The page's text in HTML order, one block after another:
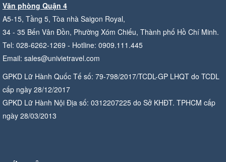
Văn phòng Quận 4
A5-15, Tầng 5, Tòa nhà Saigon Royal,
34 - 35 Bến Vân Đồn, Phường Xóm Chiếu, Thành phố Hồ Chí Minh.
Tel: 028-6262-1269 - Hotline: 0909.111.445
Email: sales@univietravel.com
GPKD Lữ Hành Quốc Tế số: 79-798/2017/TCDL-GP LHQT do TCDL
cấp ngày 28/12/2017
GPKD Lữ Hành Nội Địa số: 0312207225 do Sở KHĐT. TPHCM cấp
ngày 28/03/2013